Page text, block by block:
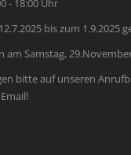
- 18:00 Uhr
bis zum 1.9.2025
am Samstag,
bitte auf unseren